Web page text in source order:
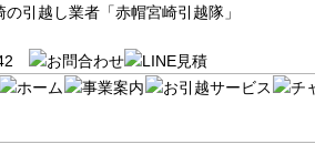
の引越し業者「赤帽宮崎引越隊」